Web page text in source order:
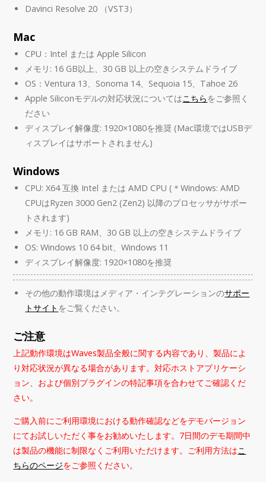
Davinci Resolve 20 （VST3）
Mac
CPU：Intel または Apple Silicon
メモリ: 16 GB以上、30 GB 以上の空きシステムドライブ
OS：Ventura 13、Sonoma 14、Sequoia 15、Tahoe 26
Apple Siliconモデルの対応状況についてはこちらをご参照く
ださい
ディスプレイ解像度: 1920×1080を推奨 (Mac環境ではUSBデ
ィスプレイはサポートされません)
Windows
CPU: X64 互換 Intel または AMD CPU (＊Windows: AMD
CPUはRyzen 3000 Gen2 (Zen2) 以降のプロセッサがサポー
トされます)
メモリ: 16 GB RAM、30 GB 以上の空きシステムドライブ
OS: Windows 10 64 bit、Windows 11
ディスプレイ解像度: 1920×1080を推奨
その他の動作環境はメディア・インテグレーションのサポー
トサイト をご覧ください。
ご注意
上記動作環境はWaves製品全般に関する内容であり、製品によ
り対応状況が異なる場合があります。対応ホストアプリケーシ
ョン、および個別プラグインの特記事項を合わせてご確認くだ
さい。
ご購入前にご利用環境における動作確認などをデモバージョン
にてお試しいただく事をお勧めいたします。7日間のデモ期間中
は製品の機能に制限なくご利用いただけます。ご利用方法はこ
ちらのページをご参照ください。